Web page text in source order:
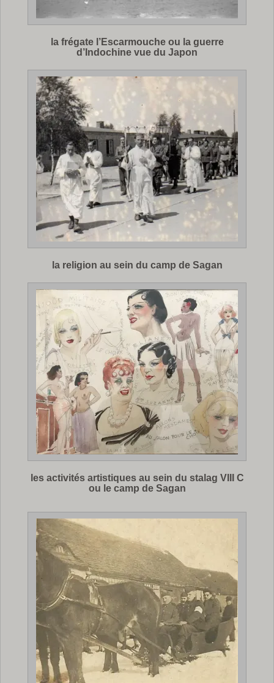
la frégate l’Escarmouche ou la guerre
d’Indochine vue du Japon
la religion au sein du camp de Sagan
les activités artistiques au sein du stalag VIII C
ou le camp de Sagan